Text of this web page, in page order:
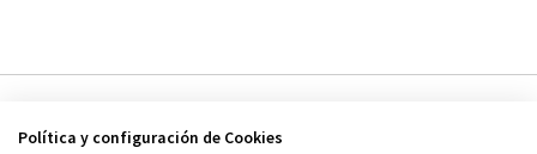
Política y configuración de Cookies